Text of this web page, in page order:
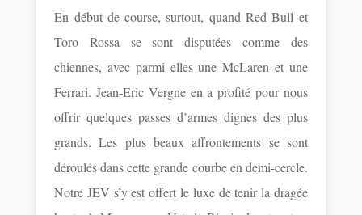
En début de course, surtout, quand Red Bull et
Toro Rossa se sont disputées comme des
chiennes, avec parmi elles une McLaren et une
Ferrari. Jean-Eric Vergne en a profité pour nous
offrir quelques passes d’armes dignes des plus
grands. Les plus beaux affrontements se sont
déroulés dans cette grande courbe en demi-cercle.
Notre JEV s’y est offert le luxe de tenir la dragée